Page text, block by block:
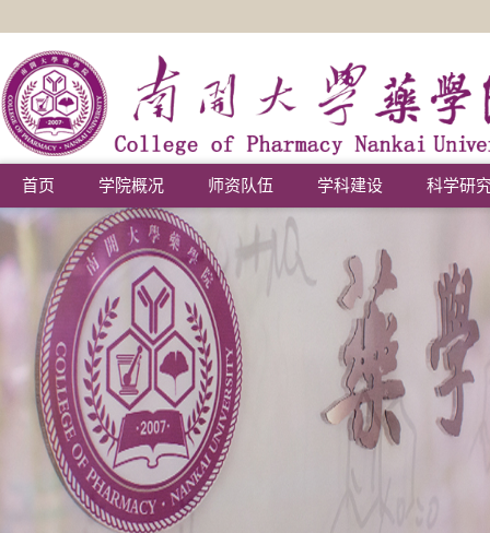
首页 学院概况 师资队伍 学科建设 科学研